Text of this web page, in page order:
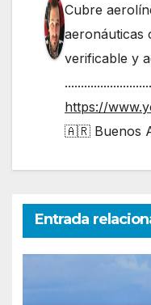
Cubre
aeronáuticas
verificable y
https://
🇦🇷 Buenos
Entrada